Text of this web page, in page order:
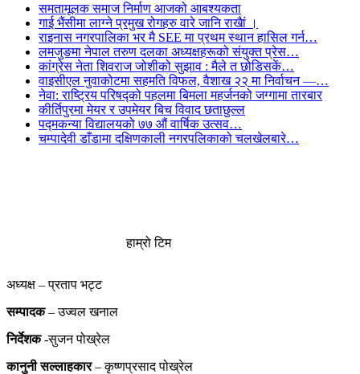
समतामूलक समाज निर्माण आजको आबश्यकता
गाई भैंसीमा लाग्ने प्रमुख रोगहरु वारे जानि राखैां ।
राइनास नगरपालिका भर मै SEE मा प्रथम स्थान हासिल गर्न…
लमजुङमा नेपाल तरुण दलका अध्यक्षहरूको संयुक्त प्रेस…
कांग्रेस नेता शिवराज जोशीको सुझाव : मैले त छोडिसकें…
वाइसीएल नुवाकोटमा सहमति विफल, वैशाख २२ मा निर्वाचन —…
नेवा: राष्ट्रिय परिषद्को पहलमा बिमला महर्जनको जग्गामा तारबार
कीर्तिपुरमा मेयर र उपमेयर बिच विवाद छताछुल्ल
पद्मकन्या विद्यालयको ७७ औं ‌‌वार्षिक ‌उत्सव…
चम्पादेवी डाँडामा दक्षिणकाली नगरपलिकाको चलखेलबारे…
हाम्रो टिम
अध्यक्ष – प्रताप भट्ट
सम्पादक– उज्वल खनाल
निर्देशक-सुजन पोख्रेल
कानुनी सल्लाहकार– कृष्णप्रसाद पोख्रेल